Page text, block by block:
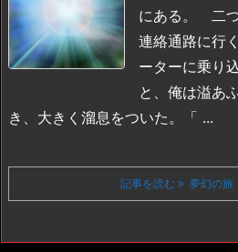
にある。
二
連絡通路に行
ーターに乗り
と、俺は溢あ
き、大きく溜息をついた。
「 ...
記事を読む 夢幻の旅